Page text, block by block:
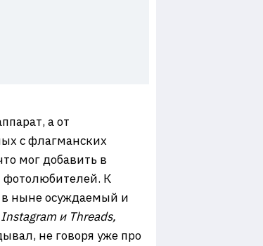
а от
с флагманских
мог добавить в
фотолюбителей. К
ныне осуждаемый и
и Threads,
не говоря уже про